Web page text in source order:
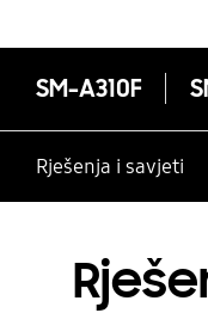
SM-A310F
Rješenja i savjeti